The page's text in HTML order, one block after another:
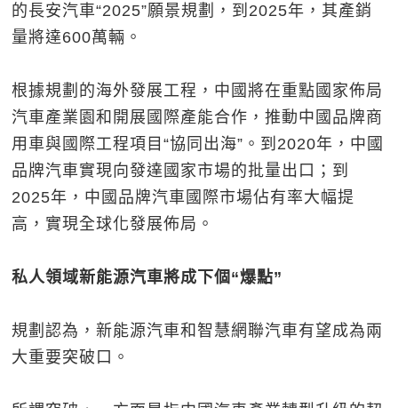
的長安汽車“2025”願景規劃，到2025年，其產銷
量將達600萬輛。
根據規劃的海外發展工程，中國將在重點國家佈局
汽車產業園和開展國際產能合作，推動中國品牌商
用車與國際工程項目“協同出海”。到2020年，中國
品牌汽車實現向發達國家市場的批量出口；到
2025年，中國品牌汽車國際市場佔有率大幅提
高，實現全球化發展佈局。
私人領域新能源汽車將成下個“爆點”
規劃認為，新能源汽車和智慧網聯汽車有望成為兩
大重要突破口。